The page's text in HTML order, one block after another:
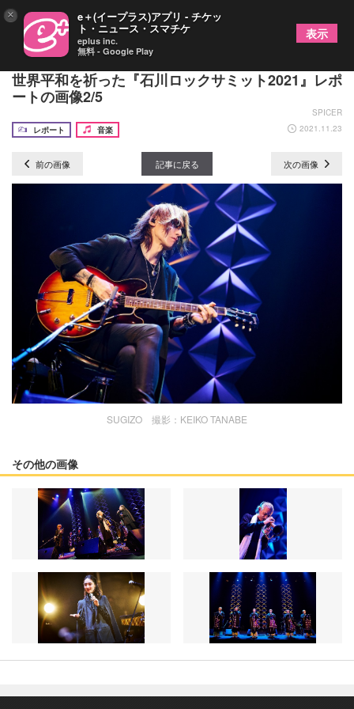
SUGIZO、TOKU、シシド・カフカ、僧侶が共演、
世界平和を祈った『石川ロックサミット2021』レポ
ートの画像2/5
SPICER
レポート
音楽 2021.11.23
前の画像 記事に戻る 次の画像
SUGIZO 撮影：KEIKO TANABE
その他の画像
× e＋(イープラス)アプリ - チケッ
ト・ニュース・スマチケ
eplus inc.
無料 - Google Play
表示